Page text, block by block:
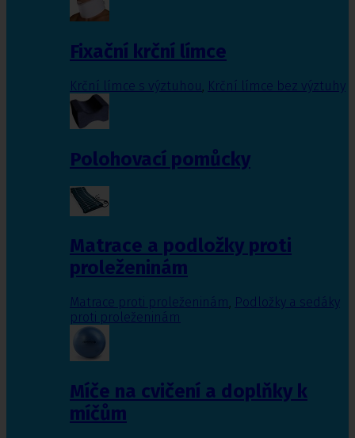
Fixační krční límce
Krční límce s výztuhou Krční límce bez výztuhy
Polohovací pomůcky
Matrace a podložky proti
proleženinám
Matrace proti proleženinám, Podložky a sedáky
proti proleženinám
Míče na cvičení a doplňky k
míčům